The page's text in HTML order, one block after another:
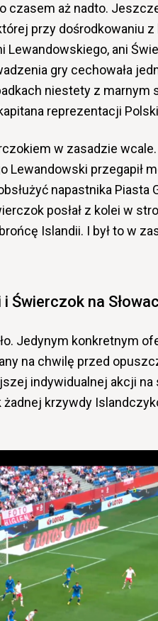
czasem aż nadto.
przy dośrodkowaniu
Lewandowskiego, ani
gry cechowała
niestety z marnym
reprezentacji Polski
w zasadzie
Lewandowski przegapił
napastnika Piasta
posłał z kolei w
Islandii. I był to w
Świerczok na
Jedynym konkretnym
na chwilę przed
indywidualnej akcji na
żadnej krzywdy